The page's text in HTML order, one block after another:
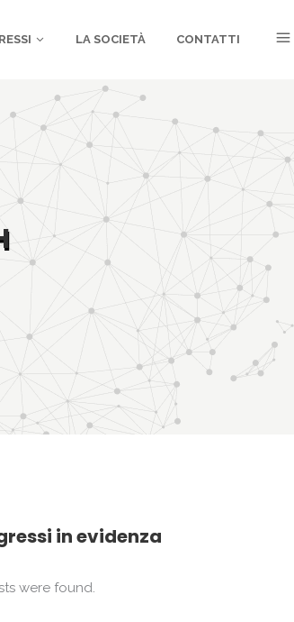
LA SOCIETÀ CONTATTI
in evidenza
were found.